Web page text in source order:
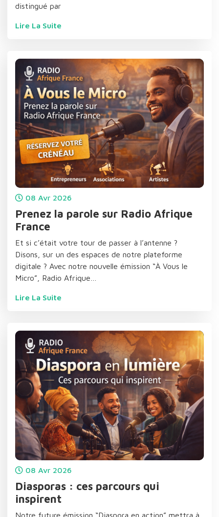
distingué par
Lire La Suite
08 Avr 2026
Prenez la parole sur Radio Afrique
France
Et si c’était votre tour de passer à l’antenne ?
Disons, sur un des espaces de notre plateforme
digitale ? Avec notre nouvelle émission “À Vous le
Micro”, Radio Afrique…
Lire La Suite
08 Avr 2026
Diasporas : ces parcours qui
inspirent
Notre future émission “Diaspora en action” mettra à